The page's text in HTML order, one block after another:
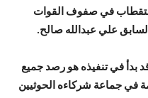
في صفوف القوات
علي عبدالله صالح.
في تنفيذه هو رصد جميع
في جماعة شركاءه الحوثيين